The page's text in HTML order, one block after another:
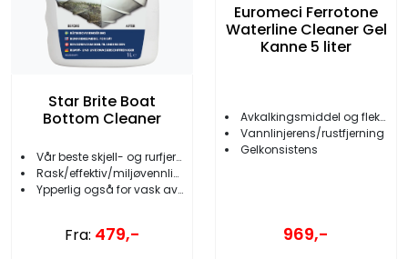
Star Brite Boat
Bottom Cleaner
Vår beste skjell- og rurfjerner
Rask/effektiv/miljøvennlig/nedbrytbar
Ypperlig også for vask av RIB
Fra: 479,-
Euromeci Ferrotone
Waterline Cleaner Gel
Kanne 5 liter
Avkalkingsmiddel og flekkfjerner
Vannlinjerens/rustfjerning
Gelkonsistens
969,-